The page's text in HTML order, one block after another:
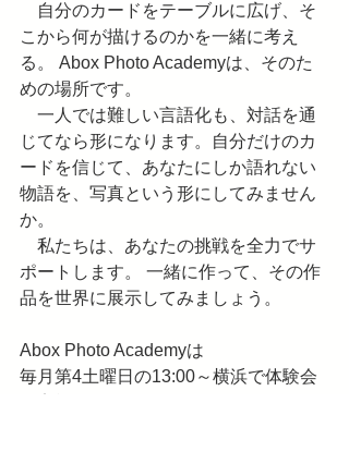
自分のカードをテーブルに広げ、そ
こから何が描けるのかを一緒に考え
る。 Abox Photo Academyは、そのた
めの場所です。
一人では難しい言語化も、対話を通
じてなら形になります。自分だけのカ
ードを信じて、あなたにしか語れない
物語を、写真という形にしてみません
か。
私たちは、あなたの挑戦を全力でサ
ポートします。 一緒に作って、その作
品を世界に展示してみましょう。
Abox Photo Academyは
毎月第4土曜日の13:00～横浜で体験会